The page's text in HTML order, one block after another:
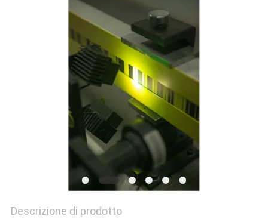
PRIVACY
Descrizione di prodotto